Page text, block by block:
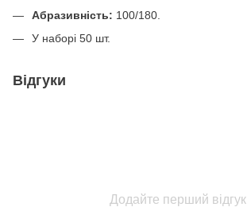
Абразивність: 100/180.
У наборі 50 шт.
Відгуки
Додайте перший відгук